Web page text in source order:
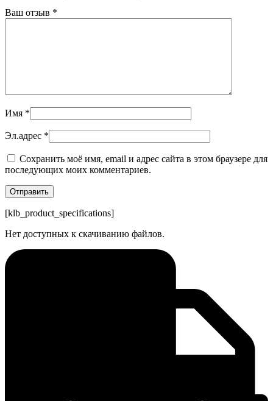
Ваш отзыв *
Имя *
Эл.адрес *
Сохранить моё имя, email и адрес сайта в этом браузере для
последующих моих комментариев.
[klb_product_specifications]
Нет доступных к скачиванию файлов.